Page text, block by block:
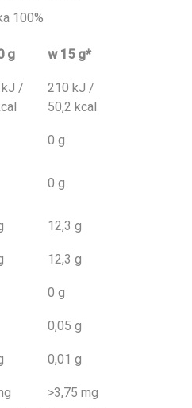
100%
g w 15 g*
kJ /
210 kJ /
50,2 kcal
0 g
0 g
12,3 g
12,3 g
0 g
0,05 g
0,01 g
>3,75 mg